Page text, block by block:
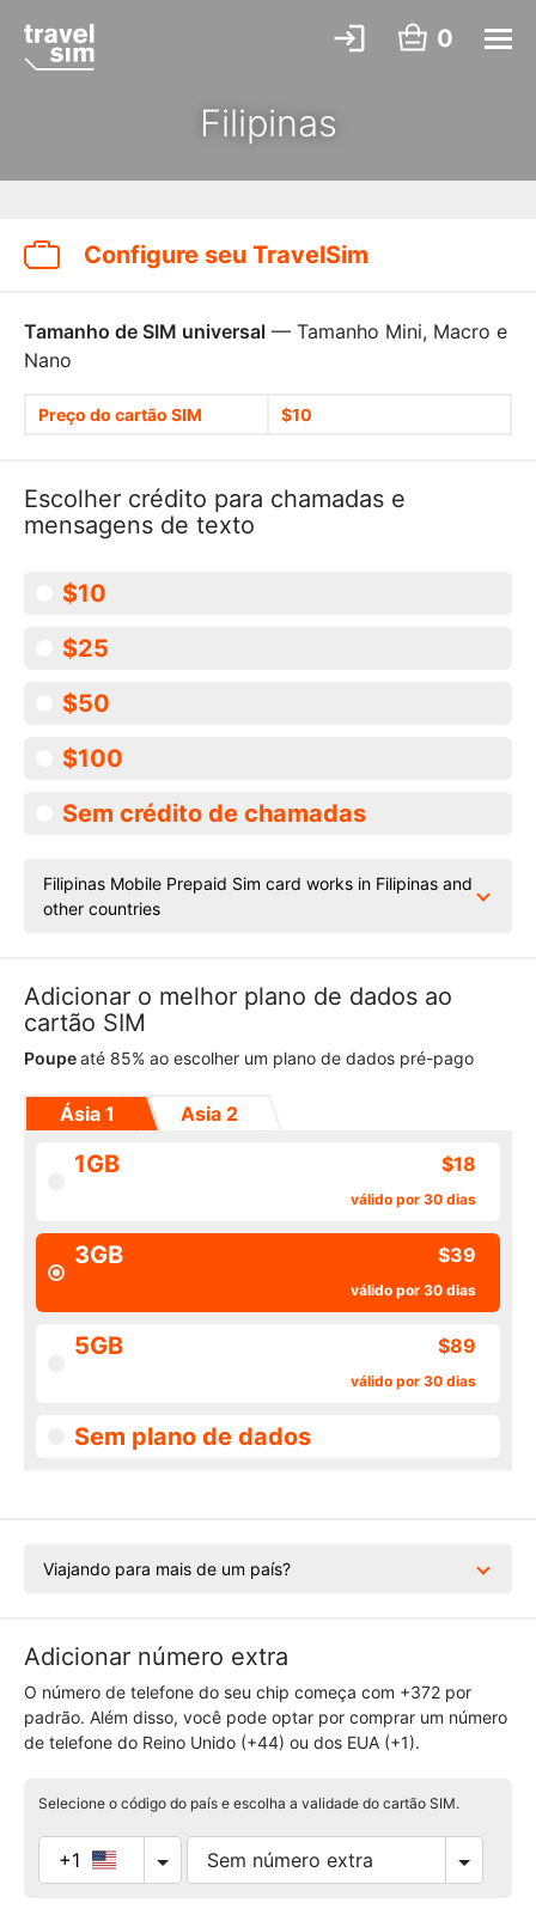
0
Filipinas
Configure seu TravelSim
Tamanho de SIM universal — Tamanho Mini, Macro e
Nano
Preço do cartão SIM $10
Escolher crédito para chamadas e
mensagens de texto
$10
$25
$50
$100
Sem crédito de chamadas
Filipinas Mobile Prepaid Sim card works in Filipinas and
other countries
Adicionar o melhor plano de dados ao
cartão SIM
Poupeaté 85% ao escolher um plano de dados pré-pago
Ásia 1 Asia 2
$18
1GB
válido por 30 dias
$39
3GB
válido por 30 dias
$89
5GB
válido por 30 dias
Sem plano de dados
Viajando para mais de um país?
Adicionar número extra
O número de telefone do seu chip começa com +372 por
padrão. Além disso, você pode optar por comprar um número
de telefone do Reino Unido (+44) ou dos EUA (+1).
Selecione o código do país e escolha a validade do cartão SIM.
+1